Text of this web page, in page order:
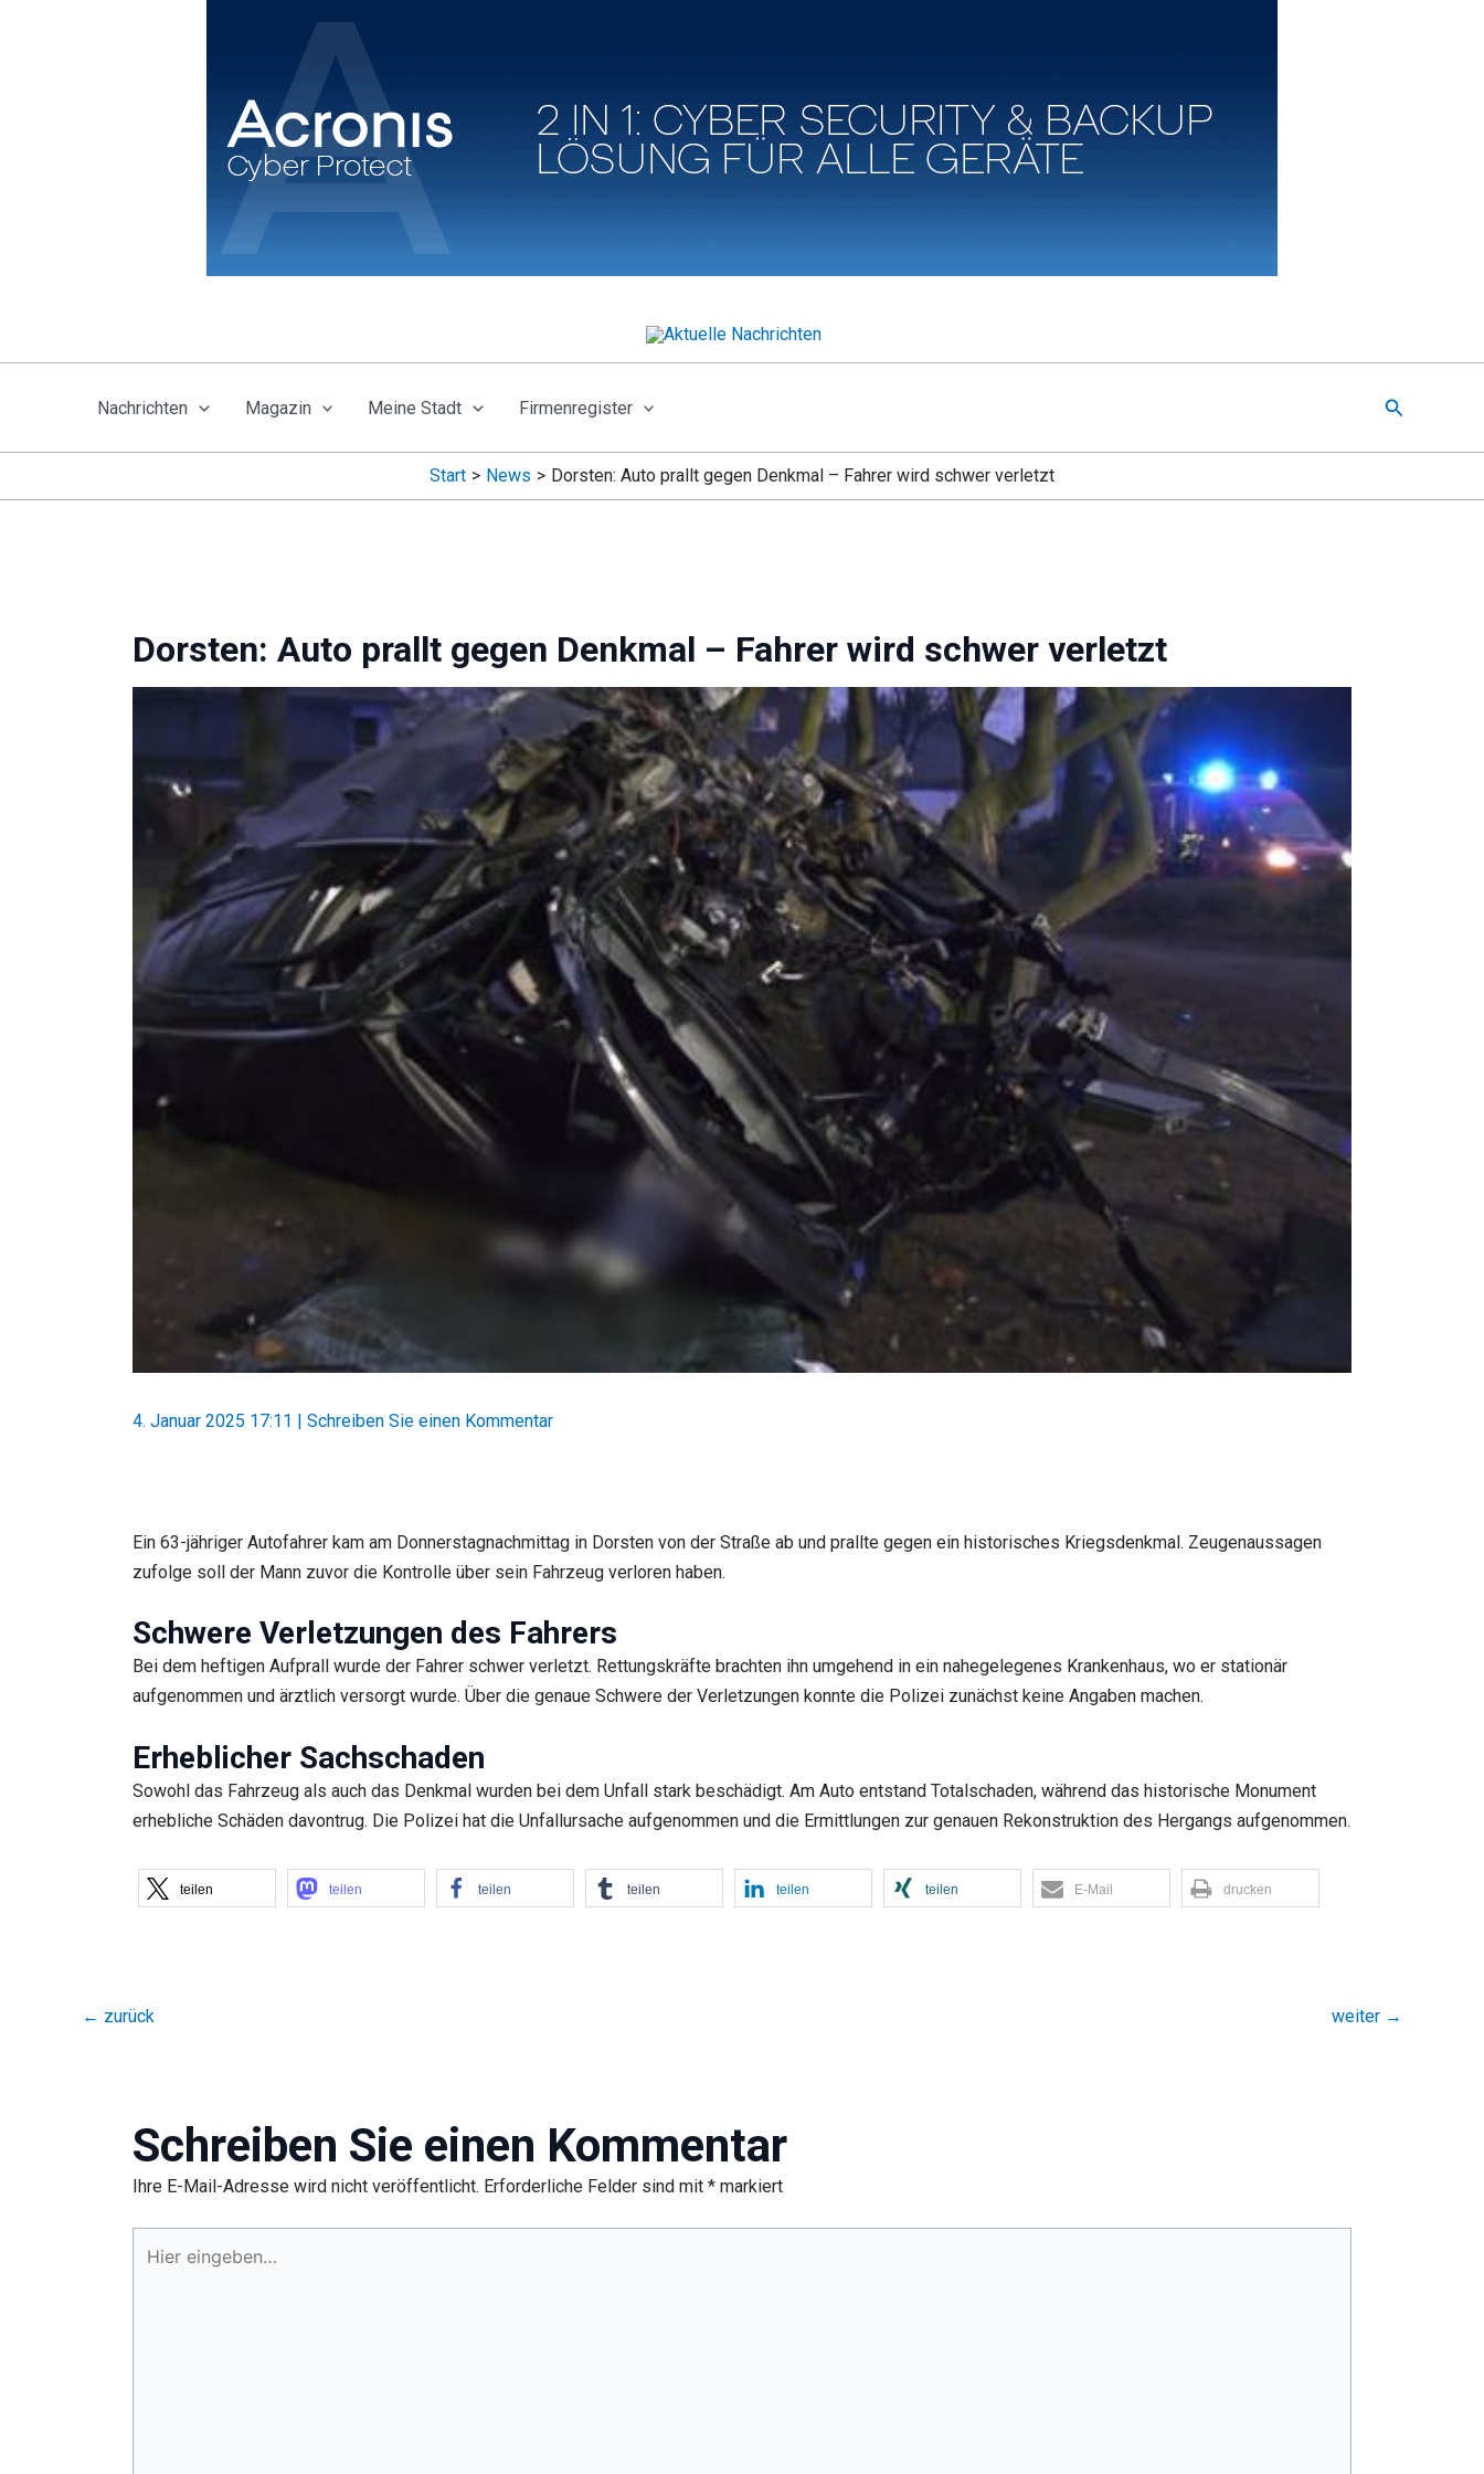
Nachrichten Magazin Meine Stadt Firmenregister Suchen
Start News Dorsten: Auto prallt gegen Denkmal – Fahrer wird schwer verletzt
Dorsten: Auto prallt gegen Denkmal – Fahrer wird schwer verletzt
4. Januar 2025 17:11 | Schreiben Sie einen Kommentar
Ein 63-jähriger Autofahrer kam am Donnerstagnachmittag in Dorsten von der Straße ab und prallte gegen ein historisches Kriegsdenkmal. Zeugenaussagen
zufolge soll der Mann zuvor die Kontrolle über sein Fahrzeug verloren haben.
Schwere Verletzungen des Fahrers
Bei dem heftigen Aufprall wurde der Fahrer schwer verletzt. Rettungskräfte brachten ihn umgehend in ein nahegelegenes Krankenhaus, wo er stationär
aufgenommen und ärztlich versorgt wurde. Über die genaue Schwere der Verletzungen konnte die Polizei zunächst keine Angaben machen.
Erheblicher Sachschaden
Sowohl das Fahrzeug als auch das Denkmal wurden bei dem Unfall stark beschädigt. Am Auto entstand Totalschaden, während das historische Monument
erhebliche Schäden davontrug. Die Polizei hat die Unfallursache aufgenommen und die Ermittlungen zur genauen Rekonstruktion des Hergangs aufgenommen.
teilen teilen teilen teilen teilen teilen E-Mail drucken
← zurück weiter →
Schreiben Sie einen Kommentar
Ihre E-Mail-Adresse wird nicht veröffentlicht. Erforderliche Felder sind mit * markiert
eingeben…